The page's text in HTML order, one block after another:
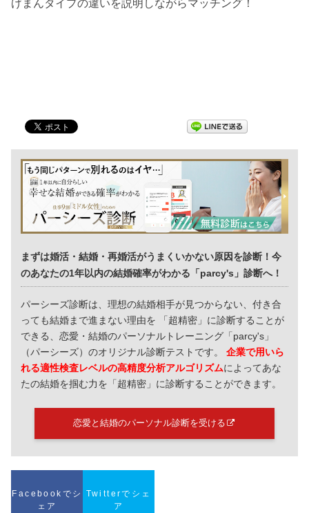
げまんタイプの違いを説明しながらマッチング！
まずは婚活・結婚・再婚活がうまくいかない原因を診断！今
のあなたの1年以内の結婚確率がわかる「parcy's」診断へ！
パーシーズ診断は、理想の結婚相手が見つからない、付き合
っても結婚まで進まない理由を 「超精密」に診断することが
できる、恋愛・結婚のパーソナルトレーニング「parcy's」
（パーシーズ）のオリジナル診断テストです。企業で用いら
れる適性検査レベルの高精度分析アルゴリズムによってあな
たの結婚を掴む力を「超精密」に診断することができます。
恋愛と結婚のパーソナル診断を受ける
Facebookでシ
ェア
Twitterでシェ
ア